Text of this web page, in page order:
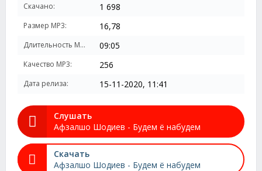
Скачано: 1 698
Размер MP3: 16,78
Длительность MP3: 09:05
Качество MP3: 256
Дата релиза: 15-11-2020, 11:41
Слушать
Афзалшо Шодиев - Будем ё набудем
Скачать
Афзалшо Шодиев - Будем ё набудем